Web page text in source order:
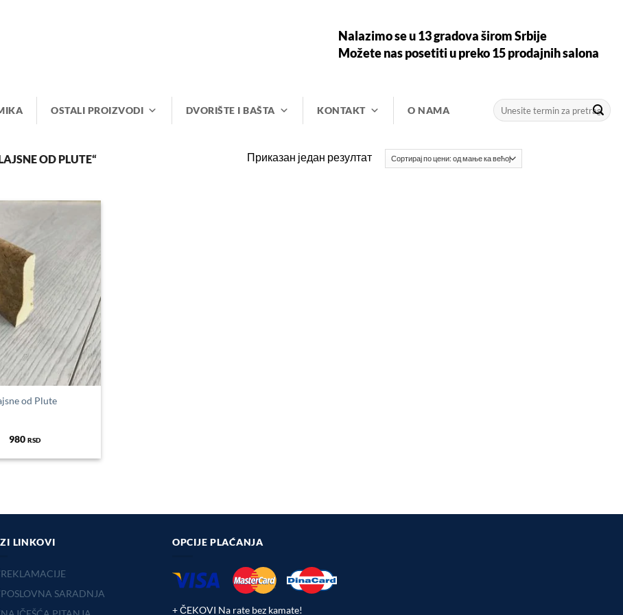
Nalazimo se u 13 gradova širom Srbije
Možete nas posetiti u preko 15 prodajnih salona
OSTALI PROIZVODI DVORIŠTE I BAŠTA KONTAKT O NAMA
Претрага
за:
OD PLUTE“ Приказан један резултат
od Plute
980 RSD
LINKOVI
REKLAMACIJE
POSLOVNA SARADNJA
OPCIJE PLAĆANJA
+ ČEKOVI Na rate bez kamate!